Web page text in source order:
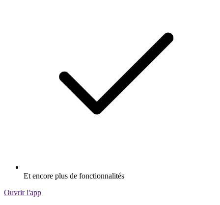
Et encore plus de fonctionnalités
Ouvrir l'app